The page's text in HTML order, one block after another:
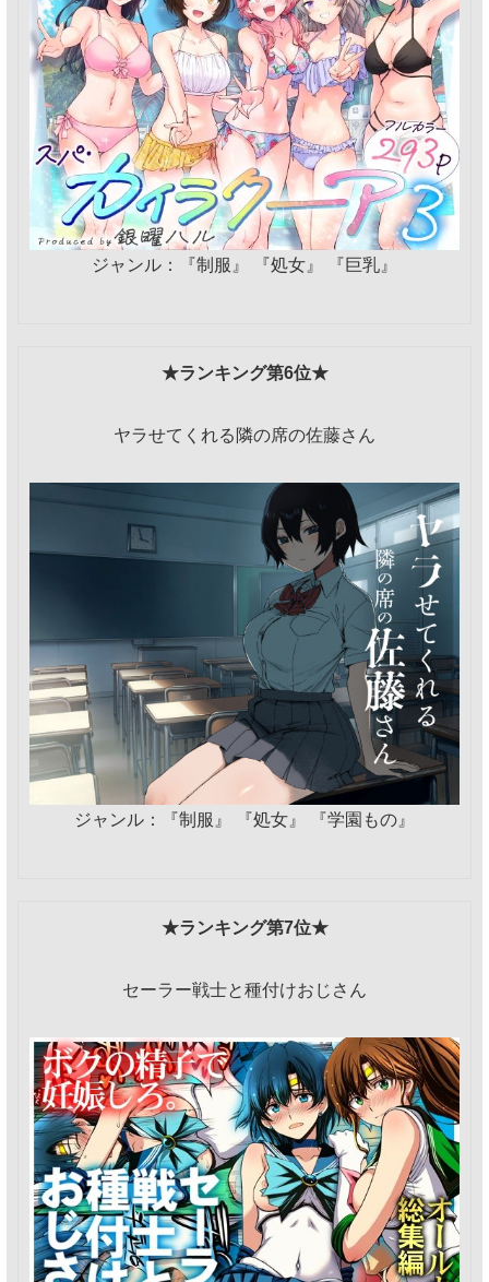
ジャンル：『制服』 『処女』 『巨乳』
★ランキング第6位★
ヤラせてくれる隣の席の佐藤さん
ジャンル：『制服』 『処女』 『学園もの』
★ランキング第7位★
セーラー戦士と種付けおじさん